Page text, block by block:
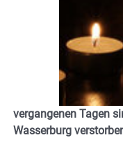
vergangenen Tagen
Wasserburg